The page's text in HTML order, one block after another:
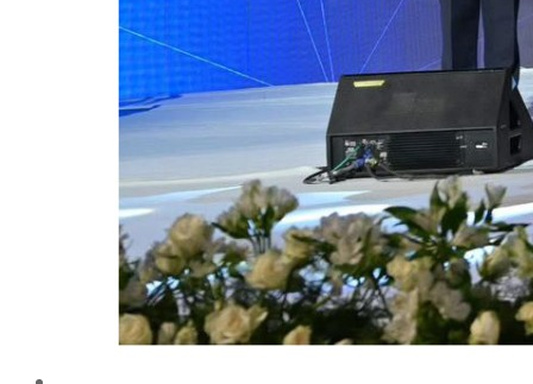
شروط قبول الطلاب الوافديين
متطلبات منح درجة الدكتوراة
إيداع الرسائل بالمكتبة المركزية
نماذج البعثات والمهمات العلمية
قواعد كتابة الرسائل العلمية
محطة التجارب و البحوث الزراعية
خدمة المجتمع وتنمية البيئة
تقرير قطاع شئون البيئة و خدمة المجتمع
عن قطاع خدمة المجتمع وتنمية البيئة
الخطة السنوية للقطاع
وحدة الأزمات والكوارث